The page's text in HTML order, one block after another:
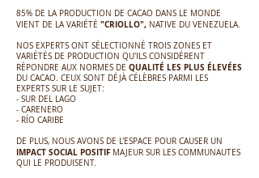
85% DE LA PRODUCTION DE CACAO DANS LE MONDE
VIENT DE LA VARIÉTÉ "CRIOLLO", NATIVE DU VENEZUELA.
NOS EXPERTS ONT SÉLECTIONNÉ TROIS ZONES ET
VARIÉTÉS DE PRODUCTION QU'ILS CONSIDÉRENT
RÉPONDRE AUX NORMES DE QUALITÉ LES PLUS ÉLEVÉES
DU CACAO. CEUX SONT DÉJÀ CÉLÈBRES PARMI LES
EXPERTS SUR LE SUJET:
- SUR DEL LAGO
- CARENERO
- RÍO CARIBE
DE PLUS, NOUS AVONS DE L'ESPACE POUR CAUSER UN
IMPACT SOCIAL POSITIF MAJEUR SUR LES COMMUNAUTES
QUI LE PRODUISENT.